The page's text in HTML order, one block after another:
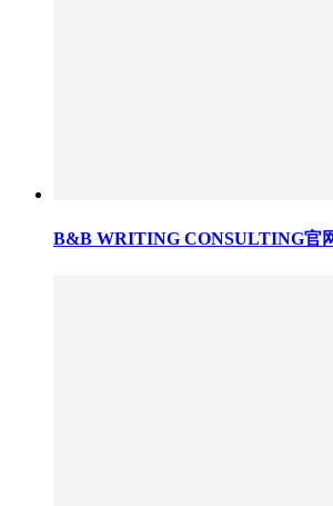
B&B WRITING CONSULTING官